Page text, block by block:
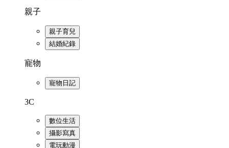
親子
親子育兒
結婚紀錄
寵物
寵物日記
3C
數位生活
攝影寫真
電玩動漫